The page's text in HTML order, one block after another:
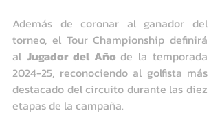
Además de coronar al ganador del
torneo, el Tour Championship definirá
al Jugador del Año de la temporada
2024-25, reconociendo al golfista más
destacado del circuito durante las diez
etapas de la campaña.